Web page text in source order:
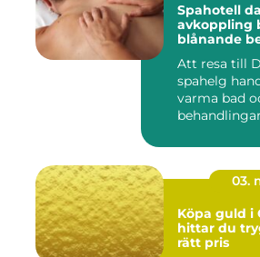
Spahotell
avkoppling
blånande
Att resa till
spahelg
varma bad
03.
Köpa guld i
hittar du
rätt pris